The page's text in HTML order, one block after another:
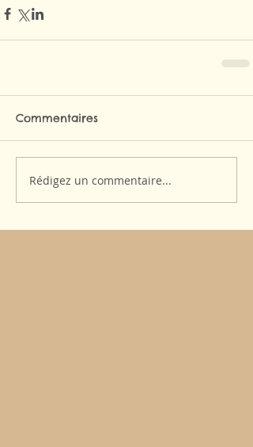
Commentaires
Rédigez un commentaire...